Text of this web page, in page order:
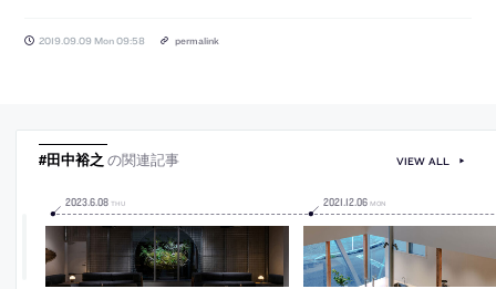
2019.09.09 Mon 09:58 permalink
#田中裕之 の関連記事
2023.6.08 THU 2021 12.06 MON
VIEW ALL